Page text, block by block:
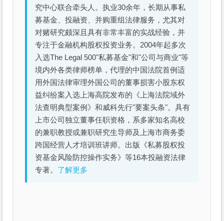
究中心联合牵头人。执业30余年，长期从事私
募基金、投融资、并购重组法律服务，尤其对
对赌研究颇深且具有非常丰富的实战经验，并
专注于金融机构股权投资业务。2004年起多次
入选The Legal 500"私募基金"和"公司与商业"等
境内外各类律师榜单，代理的中国法院首例适
用外国法律审理外国公司的董事损害小股东权
益纠纷案入选上海高院发布的《上海法院域外
法查明典型案例》和威科先行"要案头条"。具有
上市公司独立董事任职资格，系多家知名高校
的兼职教授或兼职研究生导师及上海市商务委
跨国经营人才培训班讲师。出版《私募股权投
资基金风险防控操作实务》等16本投融资法律
专著。 了解更多